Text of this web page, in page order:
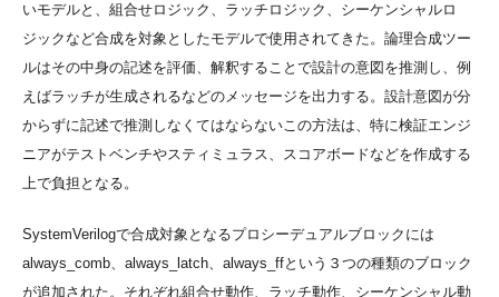
いモデルと、組合せロジック、ラッチロジック、シーケンシャルロ
ジックなど合成を対象としたモデルで使用されてきた。論理合成ツー
ルはその中身の記述を評価、解釈することで設計の意図を推測し、例
えばラッチが生成されるなどのメッセージを出力する。設計意図が分
からずに記述で推測しなくてはならないこの方法は、特に検証エンジ
ニアがテストベンチやスティミュラス、スコアボードなどを作成する
上で負担となる。
SystemVerilogで合成対象となるプロシーデュアルブロックには
always_comb、always_latch、always_ffという３つの種類のブロック
が追加された。それぞれ組合せ動作、ラッチ動作、シーケンシャル動